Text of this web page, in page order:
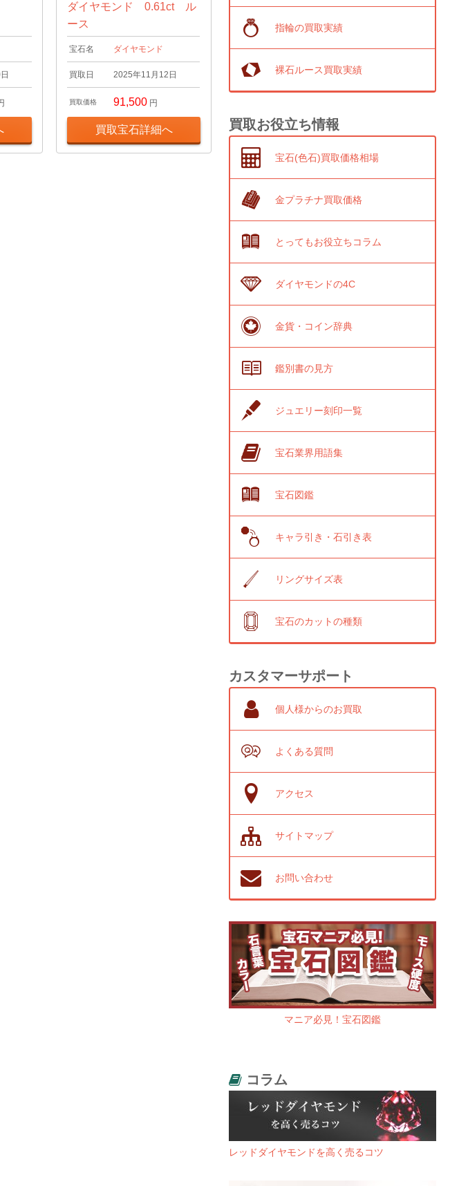
ダイヤモンド 0.61ct ル
ース
宝石名 ダイヤモンド
買取日 2025年11月12日
買取価格 91,500 円
買取宝石詳細へ
指輪の買取実績
裸石ルース買取実績
買取お役立ち情報
宝石(色石)買取価格相場
金プラチナ買取価格
とってもお役立ちコラム
ダイヤモンドの4C
金貨・コイン辞典
鑑別書の見方
ジュエリー刻印一覧
宝石業界用語集
宝石図鑑
キャラ引き・石引き表
リングサイズ表
宝石のカットの種類
カスタマーサポート
個人様からのお買取
よくある質問
アクセス
サイトマップ
お問い合わせ
マニア必見！宝石図鑑
コラム
レッドダイヤモンドを高く売るコツ